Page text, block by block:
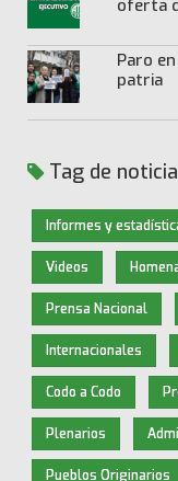
oferta
Paro
patria
Tag de
Informes y
Videos
Prensa Nacional
Internacionales
Codo a Codo
Plenarios
Pueblos Originarios